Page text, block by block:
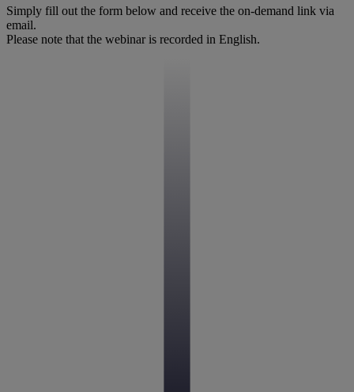
Simply fill out the form below and receive the on-demand link via
email.
Please note that the webinar is recorded in English.